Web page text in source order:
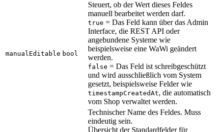
manualEditable bool
Steuert, ob der Wert dieses Feldes
manuell bearbeitet werden darf.
true = Das Feld kann über das Admin
Interface, die REST API oder
angebundene Systeme wie
beispielsweise eine WaWi geändert
werden.
false = Das Feld ist schreibgeschützt
und wird ausschließlich vom System
gesetzt, beispielsweise Felder wie
timestampCreatedAt, die automatisch
vom Shop verwaltet werden.
Technischer Name des Feldes. Muss
eindeutig sein.
Übersicht der Standardfelder für